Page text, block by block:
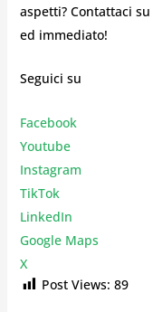
aspetti? Contattaci su
ed immediato!
Seguici su
Facebook
Youtube
Instagram
TikTok
LinkedIn
Google Maps
X
Post Views: 89